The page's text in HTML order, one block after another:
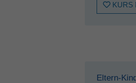
KURS
Eltern-